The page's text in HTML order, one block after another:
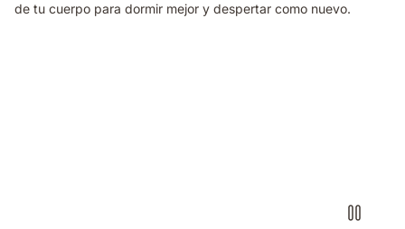
de tu cuerpo para dormir mejor y despertar como nuevo.